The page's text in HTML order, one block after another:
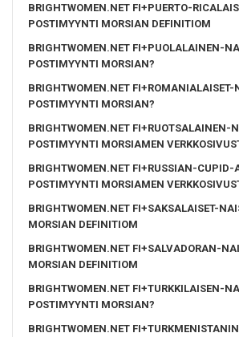
BRIGHTWOMEN.NET FI+PUERTO-
POSTIMYYNTI MORSIAN DEFINITIOM
BRIGHTWOMEN.NET FI+PUOLALAINEN-
POSTIMYYNTI MORSIAN?
BRIGHTWOMEN.NET FI+ROMANIALAISET-
POSTIMYYNTI MORSIAN?
BRIGHTWOMEN.NET FI+RUOTSALAINEN-
POSTIMYYNTI MORSIAMEN
BRIGHTWOMEN.NET FI+RUSSIAN-CUPID-
POSTIMYYNTI MORSIAMEN
BRIGHTWOMEN.NET FI+SAKSALAISET-
MORSIAN DEFINITIOM
BRIGHTWOMEN.NET FI+SALVADORAN-
MORSIAN DEFINITIOM
BRIGHTWOMEN.NET FI+TURKKILAISEN-
POSTIMYYNTI MORSIAN?
BRIGHTWOMEN.NET